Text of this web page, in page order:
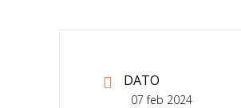
DATO
07 feb 2024